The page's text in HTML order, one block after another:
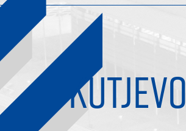
KUTJEVO